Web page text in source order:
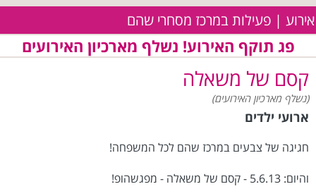
אירוע | פעילות במרכז מסחרי שהם
פג תוקף האירוע! נשלף מארכיון האירועים
קסם של משאלה
(נשלף מארכיון האירועים)
ארועי ילדים
חגיגה של צבעים במרכז שהם לכל המשפחה!
והיום: 5.6.13 - קסם של משאלה - מפגשהופ!